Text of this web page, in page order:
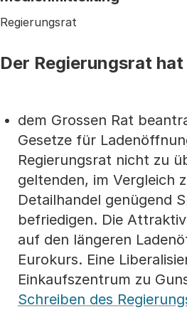
Regierungsrat
Der Regierungsrat
dem Grossen Rat
Gesetze für
Regierungsrat nicht zu
geltenden, im Vergleich
Detailhandel genügend
befriedigen. Die
auf den längeren
Eurokurs. Eine
Einkaufszentrum zu
Schreiben des